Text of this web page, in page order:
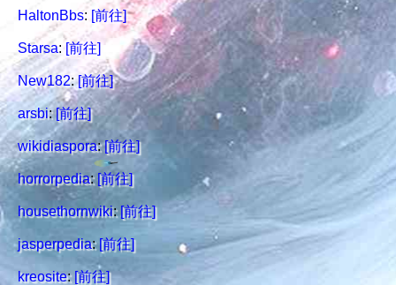
HaltonBbs: [前往]
Starsa: [前往]
New182:[前往]
arsbi:[前往]
wikidiaspora:[前往]
horrorpedia: [前往]
housethornwiki: [前往]
jasperpedia: [前往]
kreosite: [前往]